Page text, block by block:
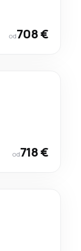
od708 €
od718 €